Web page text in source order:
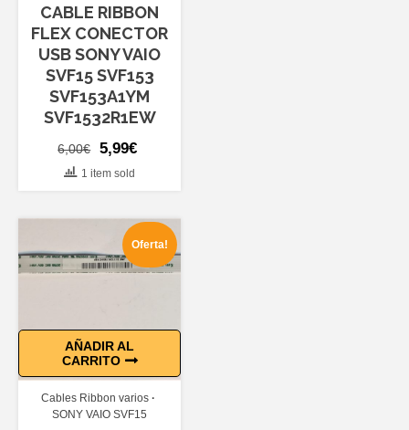
CABLE RIBBON
FLEX CONECTOR
USB SONY VAIO
SVF15 SVF153
SVF153A1YM
SVF1532R1EW
6,00€
El
precio
6,00€.
5,99€
5,99€.
1 item sold
AÑADIR AL
CARRITO
Oferta!
Cables Ribbon varios
SONY VAIO SVF15